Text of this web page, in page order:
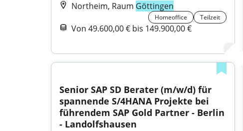
Northeim, Raum Göttingen
Homeoffice Teilzeit
Von 49.600,00 € bis 149.900,00 €
Senior SAP SD Berater (m/w/d) für
spannende S/4HANA Projekte bei
führendem SAP Gold Partner - Berlin
- Landolfshausen